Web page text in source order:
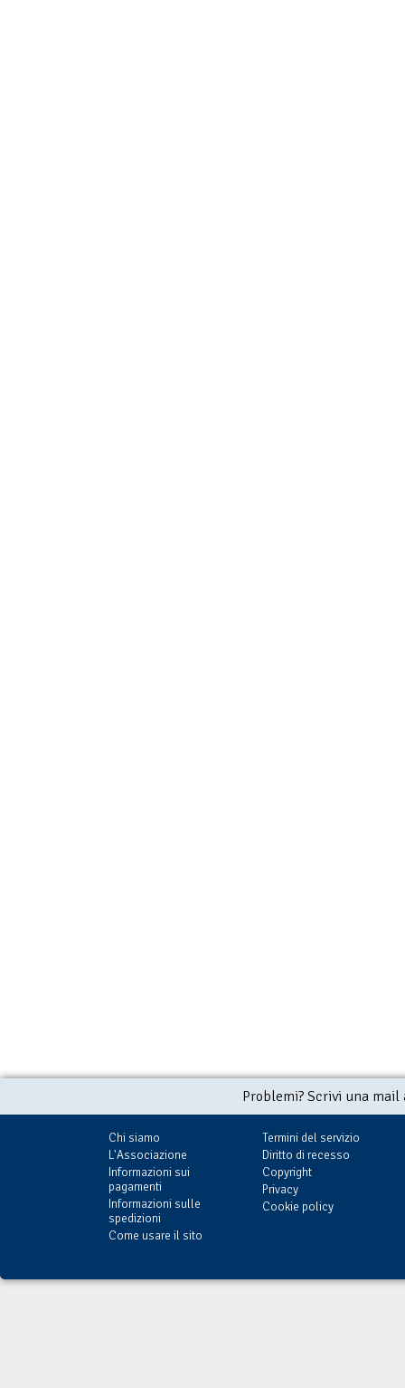
Problemi? Scrivi una
Chi siamo
L'Associazione
Informazioni sui
pagamenti
Informazioni sulle
spedizioni
Come usare il sito
Termini del servizio
Diritto di recesso
Copyright
Privacy
Cookie policy